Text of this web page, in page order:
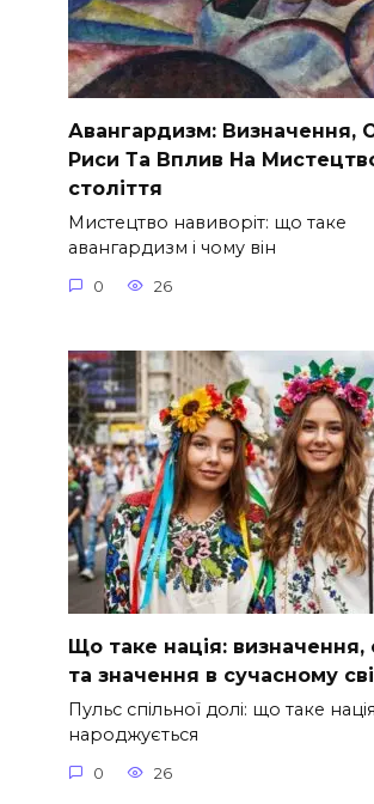
Авангардизм: Визначення,
Риси Та Вплив На
століття
Мистецтво навиворіт: що таке
авангардизм і чому він
0 26
Що таке нація: визначення,
та значення в сучасному
Пульс спільної долі: що таке
народжується
0 26